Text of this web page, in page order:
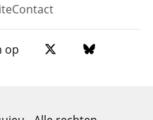
Contact
op